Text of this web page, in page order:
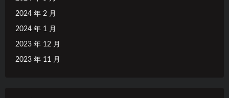
2024 年 2 月
2024 年 1 月
2023 年 12 月
2023 年 11 月